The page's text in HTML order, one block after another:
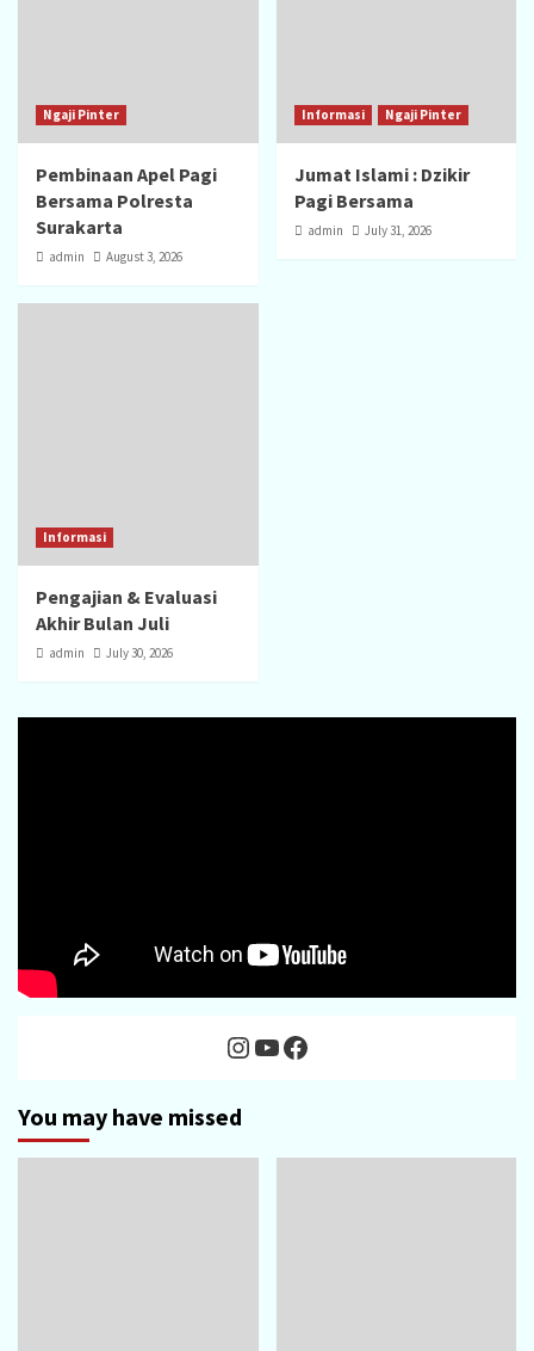
Ngaji Pinter
Pembinaan Apel Pagi
Bersama Polresta
Surakarta
admin August 3, 2026
Informasi Ngaji Pinter
Jumat Islami : Dzikir
Pagi Bersama
admin July 31, 2026
Informasi
Pengajian & Evaluasi
Akhir Bulan Juli
admin July 30, 2026
Instagram
YouTube
Facebook
You may have missed